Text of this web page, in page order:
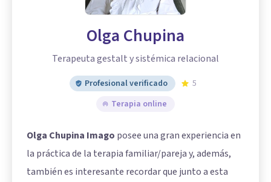
Olga Chupina
Terapeuta gestalt y sistémica relacional
Profesional verificado
5
Terapia online
Olga Chupina Imago posee una gran experiencia en
la práctica de la terapia familiar/pareja y, además,
también es interesante recordar que junto a esta